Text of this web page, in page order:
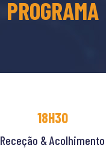
PROGRAMA
18H30
Receção & Acolhimento